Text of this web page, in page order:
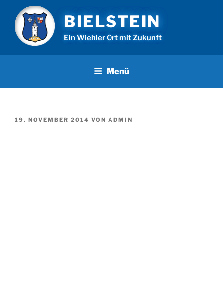
Inhalt
springen
BIELSTEIN
Ein Wiehler Ort mit Zukunft
Menü
VERÖFFENTLICHT
19. NOVEMBER 2014 VON ADMIN